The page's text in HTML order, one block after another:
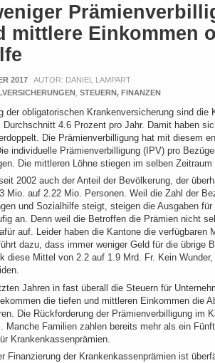
mittlere Einkommen
2017
AUTOR: DANIEL LAMPART
STEUERN, FINANZEN
der obligatorischen Krankenversicherung sind die
4.6 Prozent pro Jahr. Damit haben
Die Prämienverbilligung hat mit diesem
individuelle Prämienverbilligung (IPV) pro
Die mittleren Löhne stiegen im selben Zeitraum
2002 auch der Anteil der Bevölkerung, der
Mio. auf 2.22 Mio. Personen. Weil die Zahl der
und Sozialhilfe steigt, steigen die Ausgaben
an. Denn weil die Betroffen die Prämien nicht
auf. Leider haben die Kantone die verfügbaren
dazu, dass immer weniger Geld für die übrige
diese Mittel von 2.2 auf 1.9 Mrd. Fr. Kein
Jahren in fast überall die Steuern für
die tiefen und mittleren Einkommen die
Die Rückforderung der Prämienverbilligung im
Manche Familien zahlen bereits mehr als ein
Krankenkassenprämien.
Finanzierung der Krankenkassenprämien ist